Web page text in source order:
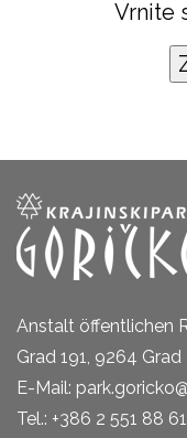
Vrnite
Anstalt öffentlichen
Grad 191, 9264 Grad
E-Mail:
Tel.: +386 2 551 88 61